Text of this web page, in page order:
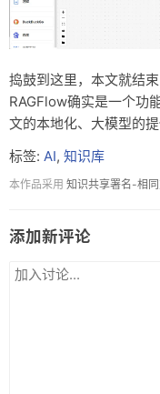
捣鼓到这里，本文就结
RAGFlow确实是一个功
文的本地化、大模型的
标签: AI, 知识库
本作品采用 知识共享署名-相
添加新评论